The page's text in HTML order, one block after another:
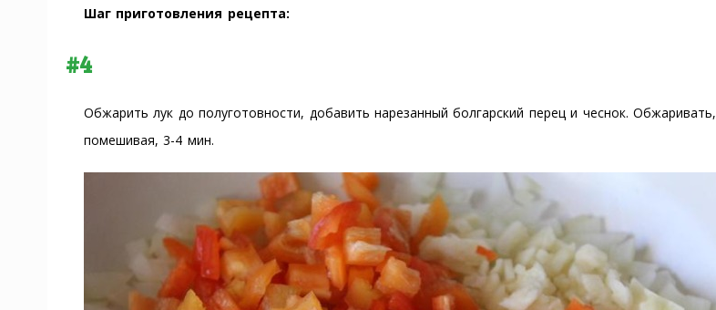
Шаг приготовления рецепта:
#4
Обжарить лук до полуготовности, добавить нарезанный болгарский перец и чеснок. Обжаривать,
помешивая, 3-4 мин.